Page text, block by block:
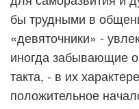
бы трудными в
«девяточники» -
иногда забывающие
такта, - в их
положительное